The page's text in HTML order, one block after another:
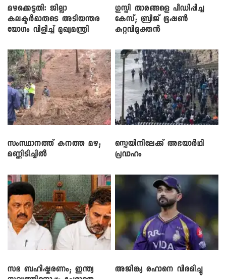
മഴക്കെടുതി: ജില്ലാ
കലക്ടർമാരുടെ അടിയന്തര
യോഗം വിളിച്ച് മുഖ്യമന്ത്രി
​ഗുസ്തി താരങ്ങളെ പീഡിപ്പിച്ച
കേസ്; ബ്രിജ് ഭൂഷൺ
കുറ്റവിമുക്തൻ
സംസ്ഥാനത്ത് കനത്ത മഴ;
മണ്ണിടിച്ചിൽ
സ്പെയിനിലേക്ക് അഭയാർഥി
പ്രവാഹം
സഭ ബഹിഷ്കരണം; ഇന്ത്യ
അജിങ്ക്യ രഹാനെ വിരമിച്ചു